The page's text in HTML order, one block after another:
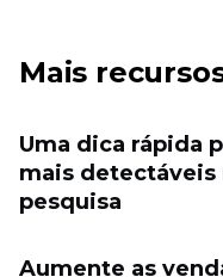
Mais
Uma dica rápida
mais detectáveis
pesquisa
Aumente as